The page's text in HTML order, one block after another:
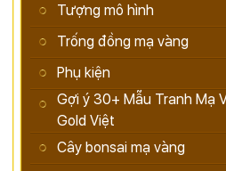
Tượng mô hình
Trống đồng mạ vàng
Phụ kiện
Gợi ý 30+ Mẫu Tranh Mạ
Gold Việt
Cây bonsai mạ vàng